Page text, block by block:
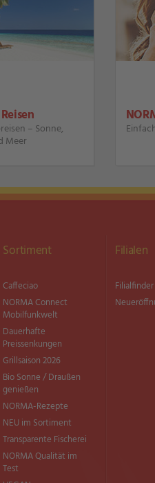
– Sonne,
Meer
Sortiment
Caffeciao
NORMA Connect
Mobilfunkwelt
Dauerhafte
Preissenkungen
Grillsaison 2026
Bio Sonne / Draußen
genießen
NORMA-Rezepte
NEU im Sortiment
Transparente Fischerei
NORMA Qualität im
Test
Filialen
Filialfinder